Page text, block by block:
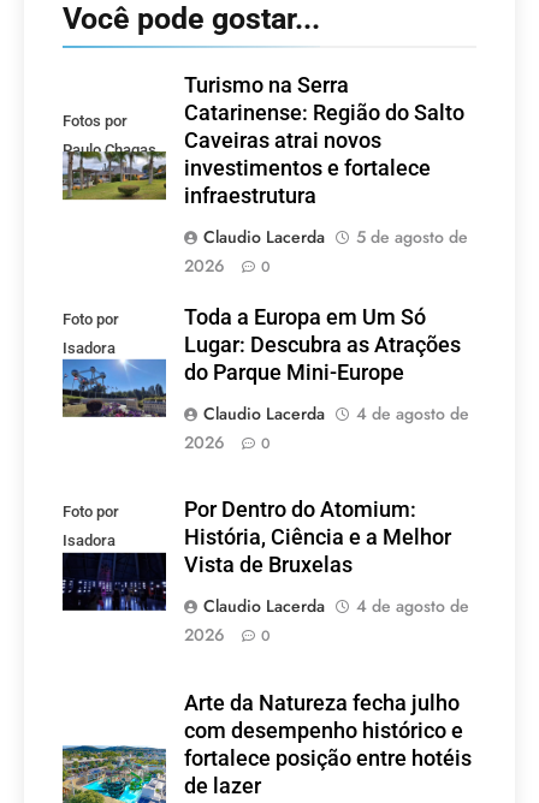
Você pode gostar...
Fotos por
Paulo Chagas
Turismo na Serra
Catarinense: Região do Salto
Caveiras atrai novos
investimentos e fortalece
infraestrutura
Claudio Lacerda
5 de agosto de
2026
0
Foto por
Isadora
Lacerda
Toda a Europa em Um Só
Lugar: Descubra as Atrações
do Parque Mini-Europe
Claudio Lacerda
4 de agosto de
2026
0
Foto por
Isadora
Lacerda
Por Dentro do Atomium:
História, Ciência e a Melhor
Vista de Bruxelas
Claudio Lacerda
4 de agosto de
2026
0
Arte da Natureza fecha julho
com desempenho histórico e
fortalece posição entre hotéis
de lazer